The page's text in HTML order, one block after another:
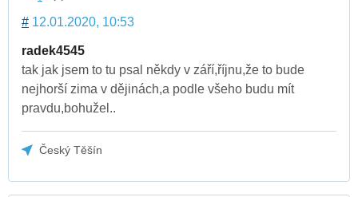
# 12.01.2020, 10:53
radek4545
tak jak jsem to tu psal někdy v září,říjnu,že to bude
nejhorší zima v dějinách,a podle všeho budu mít
pravdu,bohužel..
Český Těšín